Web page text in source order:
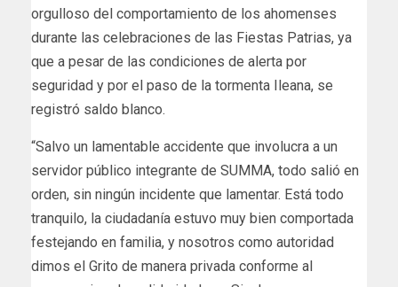
orgulloso del comportamiento de los ahomenses
durante las celebraciones de las Fiestas Patrias, ya
que a pesar de las condiciones de alerta por
seguridad y por el paso de la tormenta Ileana, se
registró saldo blanco.
“Salvo un lamentable accidente que involucra a un
servidor público integrante de SUMMA, todo salió en
orden, sin ningún incidente que lamentar. Está todo
tranquilo, la ciudadanía estuvo muy bien comportada
festejando en familia, y nosotros como autoridad
dimos el Grito de manera privada conforme al